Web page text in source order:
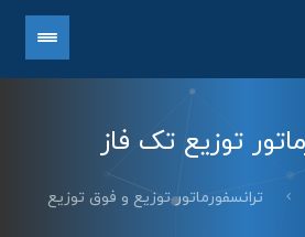
توزیع تک فاز
ترانسفورماتور توزیع و فوق توزیع